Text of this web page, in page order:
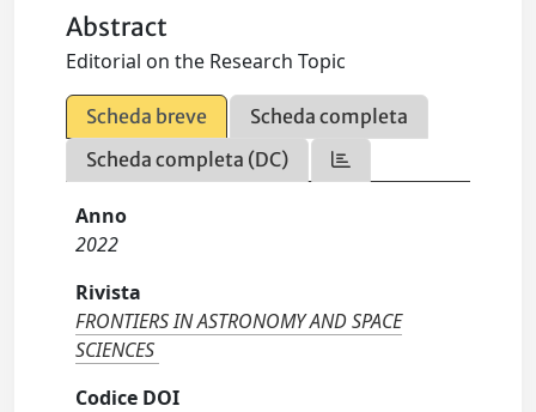
Abstract
Editorial on the Research Topic
Scheda breve
Scheda completa
Scheda completa (DC)
Anno
2022
Rivista
FRONTIERS IN ASTRONOMY AND SPACE
SCIENCES
Codice DOI